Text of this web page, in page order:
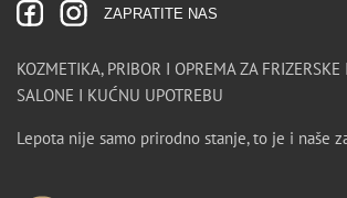
ZAPRATITE NAS
KOZMETIKA, PRIBOR I OPREMA ZA FRIZERSKE
SALONE I KUĆNU UPOTREBU
Lepota nije samo prirodno stanje, to je i naše